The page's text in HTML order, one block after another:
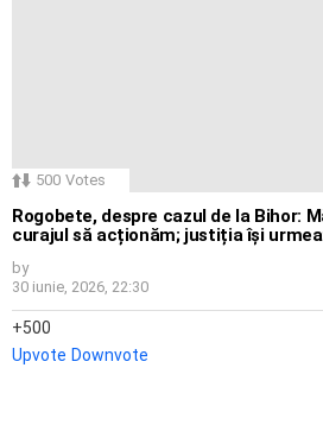
500 Votes
Rogobete, despre cazul de la Bihor:
curajul să acționăm; justiția își
by
30 iunie, 2026, 22:30
500
Upvote Downvote